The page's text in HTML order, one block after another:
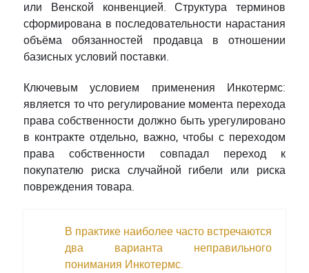
или Венской конвенцией. Структура терминов
сформирована в последовательности нарастания
объёма обязанностей продавца в отношении
базисных условий поставки.
Ключевым условием применения Инкотермс:
является то что регулирование момента перехода
права собственности должно быть урегулировано
в контракте отдельно, важно, чтобы с переходом
права собственности совпадал переход к
покупателю риска случайной гибели или риска
повреждения товара.
В практике наиболее часто встречаются
два варианта неправильного
понимания Инкотермс.